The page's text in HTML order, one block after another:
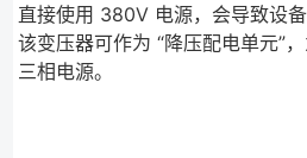
直接使用 380V 电源，会导致设
该变压器可作为 “降压配电单元”
三相电源。